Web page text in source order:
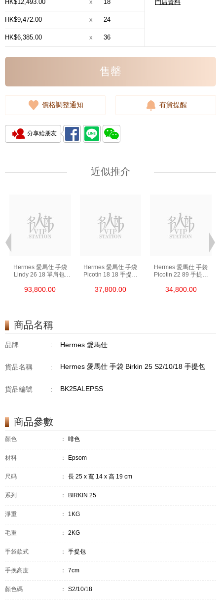
門店資料
HK$12,493.00 x 18
HK$9,472.00 x 24
HK$6,385.00 x 36
售罄
價格調整通知 有貨提醒
分享給朋友
近似推介
Hermes 愛馬仕 手袋
Lindy 26 18 單肩包/
93,800.00
Hermes 愛馬仕 手袋
Picotin 18 18 手提包
37,800.00
Hermes 愛馬仕 手袋
Picotin 22 89 手提包
34,800.00
商品名稱
品牌 : Hermes 愛馬仕
貨品名稱 : Hermes 愛馬仕 手袋 Birkin 25 S2/10/18 手提包
貨品編號 : BK25ALEPSS
商品參數
顏色 ： 啡色
材料 ： Epsom
尺码 ： 長 25 x 寬 14 x 高 19 cm
系列 ： BIRKIN 25
淨重 ： 1KG
毛重 ： 2KG
手袋款式 ： 手提包
手挽高度 ： 7cm
顏色碼 ： S2/10/18